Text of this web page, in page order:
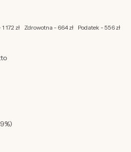
172 zł Zdrowotna - 664 zł Podatek - 556 zł